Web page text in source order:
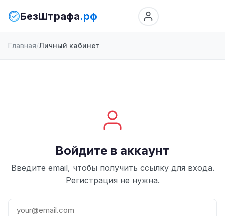
БезШтрафа.рф
Главная Личный кабинет
Войдите в аккаунт
Введите email, чтобы получить ссылку для входа.
Регистрация не нужна.